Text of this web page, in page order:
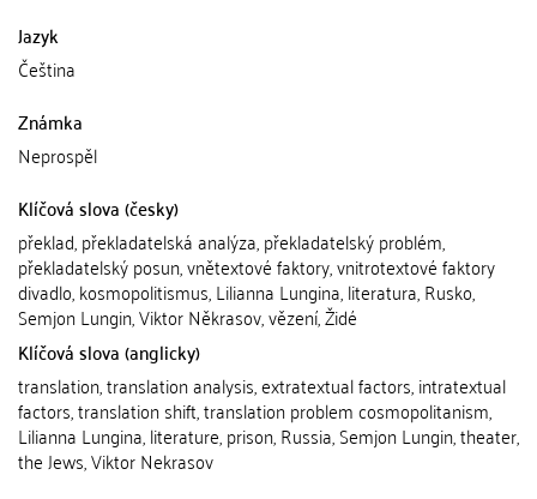
Jazyk
Čeština
Známka
Neprospěl
Klíčová slova (česky)
překlad, překladatelská analýza, překladatelský problém,
překladatelský posun, vnětextové faktory, vnitrotextové faktory
divadlo, kosmopolitismus, Lilianna Lungina, literatura, Rusko,
Semjon Lungin, Viktor Někrasov, vězení, Židé
Klíčová slova (anglicky)
translation, translation analysis, extratextual factors, intratextual
factors, translation shift, translation problem cosmopolitanism,
Lilianna Lungina, literature, prison, Russia, Semjon Lungin, theater,
the Jews, Viktor Nekrasov